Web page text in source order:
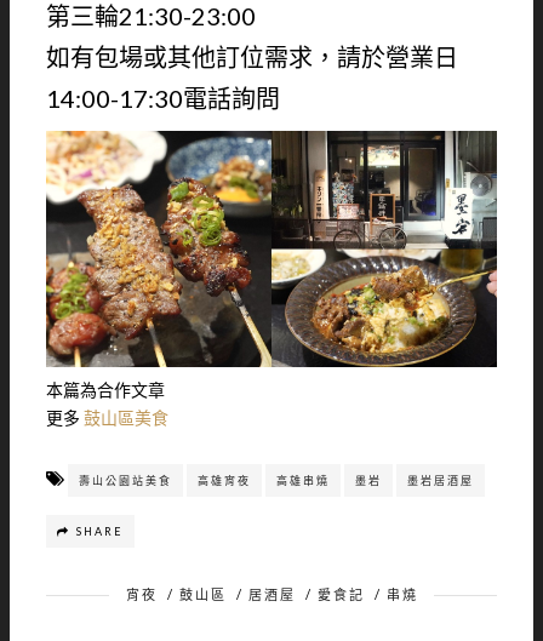
第三輪21:30-23:00
如有包場或其他訂位需求，請於營業日
14:00-17:30電話詢問
本篇為合作文章
更多 鼓山區美食
壽山公園站美食 高雄宵夜 高雄串燒 墨岩 墨岩居酒屋
SHARE
宵夜 / 鼓山區 / 居酒屋 / 愛食記 / 串燒